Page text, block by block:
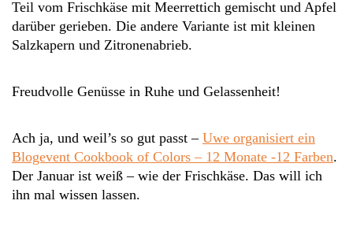
Teil vom Frischkäse mit Meerrettich gemischt und Apfel
darüber gerieben. Die andere Variante ist mit kleinen
Salzkapern und Zitronenabrieb.
Freudvolle Genüsse in Ruhe und Gelassenheit!
Ach ja, und weil’s so gut passt – Uwe organisiert ein
Blogevent Cookbook of Colors – 12 Monate -12 Farben.
Der Januar ist weiß – wie der Frischkäse. Das will ich
ihn mal wissen lassen.